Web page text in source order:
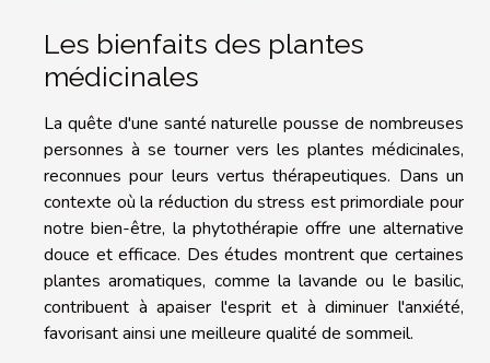
Les bienfaits des plantes
médicinales
La quête d'une santé naturelle pousse de nombreuses
personnes à se tourner vers les plantes médicinales,
reconnues pour leurs vertus thérapeutiques. Dans un
contexte où la réduction du stress est primordiale pour
notre bien-être, la phytothérapie offre une alternative
douce et efficace. Des études montrent que certaines
plantes aromatiques, comme la lavande ou le basilic,
contribuent à apaiser l'esprit et à diminuer l'anxiété,
favorisant ainsi une meilleure qualité de sommeil.